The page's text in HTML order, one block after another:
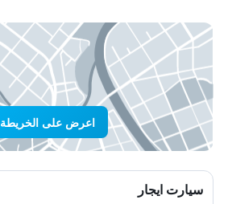
اعرض على الخريطة
سيارت ايجار